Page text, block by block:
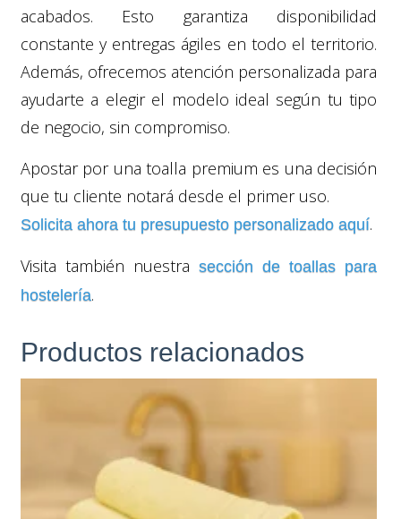
acabados. Esto garantiza disponibilidad
constante y entregas ágiles en todo el territorio.
Además, ofrecemos atención personalizada para
ayudarte a elegir el modelo ideal según tu tipo
de negocio, sin compromiso.
Apostar por una toalla premium es una decisión
que tu cliente notará desde el primer uso.
Solicita ahora tu presupuesto personalizado aquí.
Visita también nuestra sección de toallas para
hostelería.
Productos relacionados